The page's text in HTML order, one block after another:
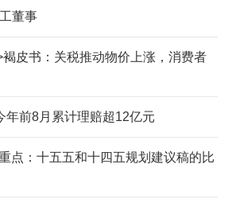
董事
皮书：关税推动物价上涨，消费者
年前8月累计理赔超12亿元
点：十五五和十四五规划建议稿的比